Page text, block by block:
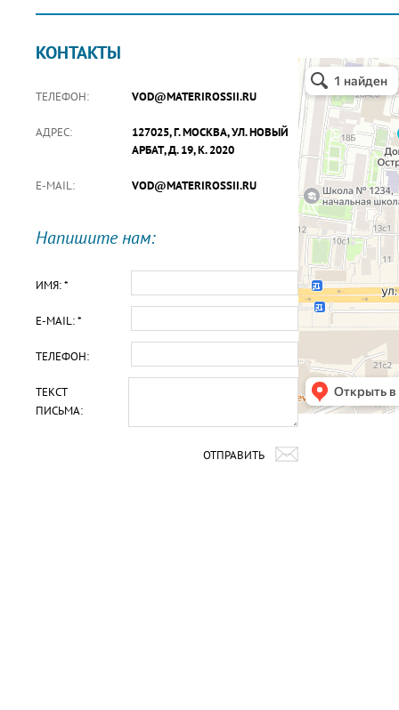
КОНТАКТЫ
ТЕЛЕФОН: VOD@MATERIROSSII.RU
АДРЕС:
127025, Г. МОСКВА, УЛ. НОВЫЙ
АРБАТ, Д. 19, К. 2020
E-MAIL: VOD@MATERIROSSII.RU
Напишите нам:
ИМЯ: *
E-MAIL: *
ТЕЛЕФОН:
ТЕКСТ
ПИСЬМА:
ОТПРАВИТЬ